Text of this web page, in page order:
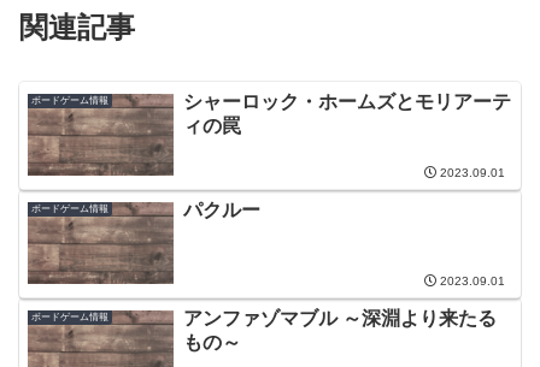
関連記事
ボードゲーム情報
シャーロック・ホームズとモリアーテ
ィの罠
2023.09.01
ボードゲーム情報 パクルー
2023.09.01
ボードゲーム情報
アンファゾマブル ～深淵より来たる
もの～